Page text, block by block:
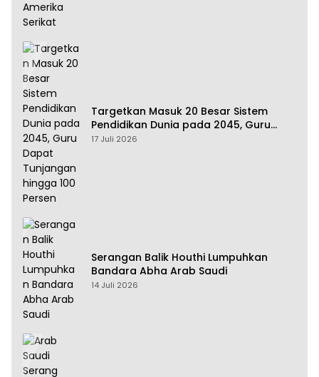
Targetkan Masuk 20 Besar Sistem
Pendidikan Dunia pada 2045, Guru
Dapat Tunjangan hingga 100 Persen
17 Juli 2026
Serangan Balik Houthi Lumpuhkan
Bandara Abha Arab Saudi
14 Juli 2026